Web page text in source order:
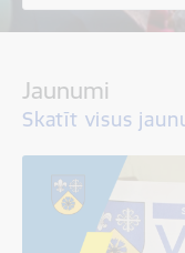
Jaunumi
Skatīt visus